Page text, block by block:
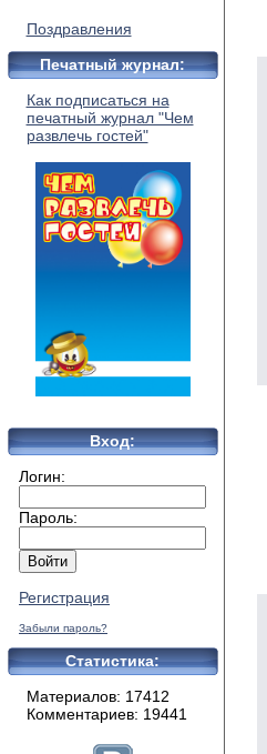
Поздравления
Печатный журнал:
Как подписаться на
печатный журнал "Чем
развлечь гостей"
Вход:
Логин:
Пароль:
Регистрация
Забыли пароль?
Статистика:
Материалов: 17412
Комментариев: 19441